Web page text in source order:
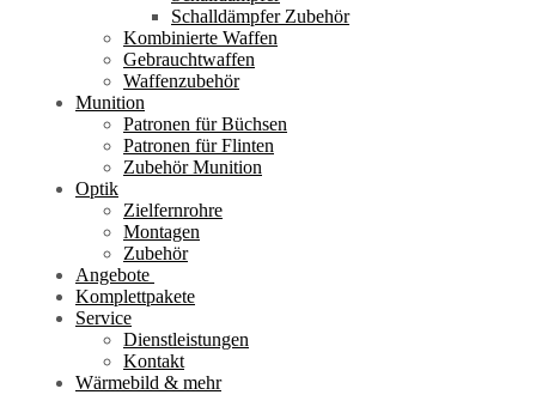
Schalldämpfer Zubehör
Kombinierte Waffen
Gebrauchtwaffen
Waffenzubehör
Munition
Patronen für Büchsen
Patronen für Flinten
Zubehör Munition
Optik
Zielfernrohre
Montagen
Zubehör
Angebote
Komplettpakete
Service
Dienstleistungen
Kontakt
Wärmebild & mehr